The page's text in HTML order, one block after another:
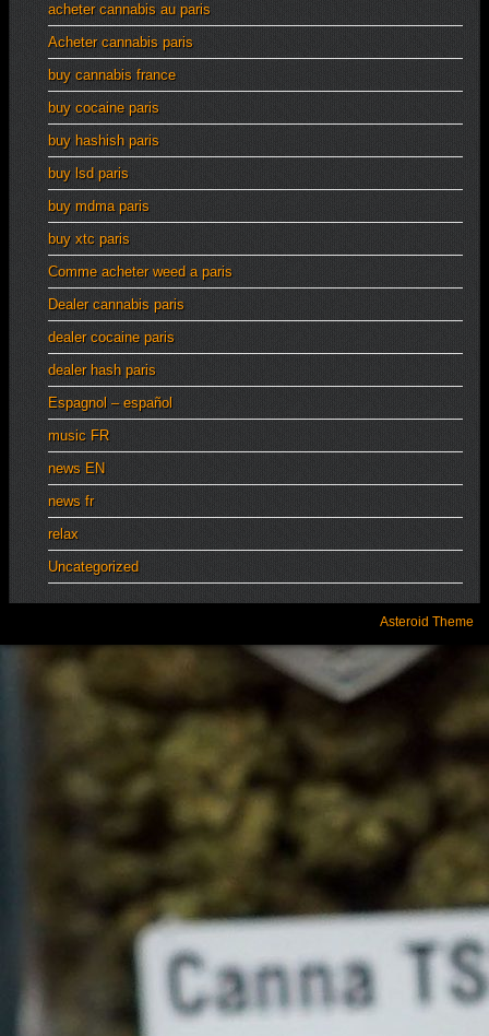
acheter cannabis au paris
Acheter cannabis paris
buy cannabis france
buy cocaine paris
buy hashish paris
buy lsd paris
buy mdma paris
buy xtc paris
Comme acheter weed a paris
Dealer cannabis paris
dealer cocaine paris
dealer hash paris
Espagnol – español
music FR
news EN
news fr
relax
Uncategorized
Asteroid Theme